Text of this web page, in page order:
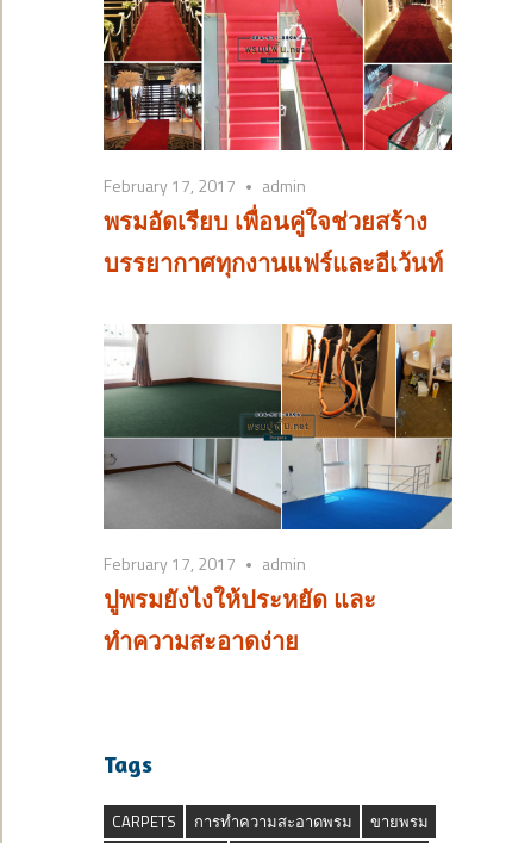
February 17, 2017 admin
พรมอัดเรียบ เพื่อนคู่ใจช่วยสร้าง
บรรยากาศทุกงานแฟร์และอีเว้นท์
February 17, 2017 admin
ปูพรมยังไงให้ประหยัด และ
ทำความสะอาดง่าย
Tags
CARPETS การทำความสะอาดพรม
ขายพรม